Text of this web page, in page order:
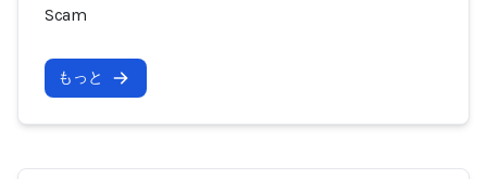
Scam
もっと